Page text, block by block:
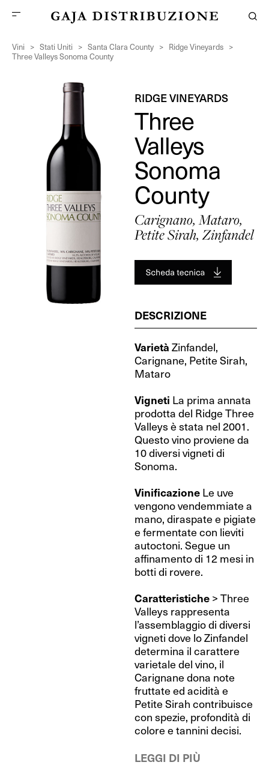
Vini > Stati Uniti > Santa Clara County > Ridge Vineyards >
Three Valleys Sonoma County
RIDGE VINEYARDS
Three
Valleys
Sonoma
County
Carignano, Mataro,
Petite Sirah, Zinfandel
DESCRIZIONE
Varietà Zinfandel,
Carignane, Petite Sirah,
Mataro
Vigneti La prima annata
prodotta del Ridge Three
Valleys è stata nel 2001.
Questo vino proviene da
10 diversi vigneti di
Sonoma.
Vinificazione Le uve
vengono vendemmiate a
mano, diraspate e pigiate
e fermentate con lieviti
autoctoni. Segue un
affinamento di 12 mesi in
botti di rovere.
Caratteristiche > Three
Valleys rappresenta
l’assemblaggio di diversi
vigneti dove lo Zinfandel
determina il carattere
varietale del vino, il
Carignane dona note
fruttate ed acidità e
Petite Sirah contribuisce
con spezie, profondità di
colore e tannini decisi.
LEGGI DI PIÙ